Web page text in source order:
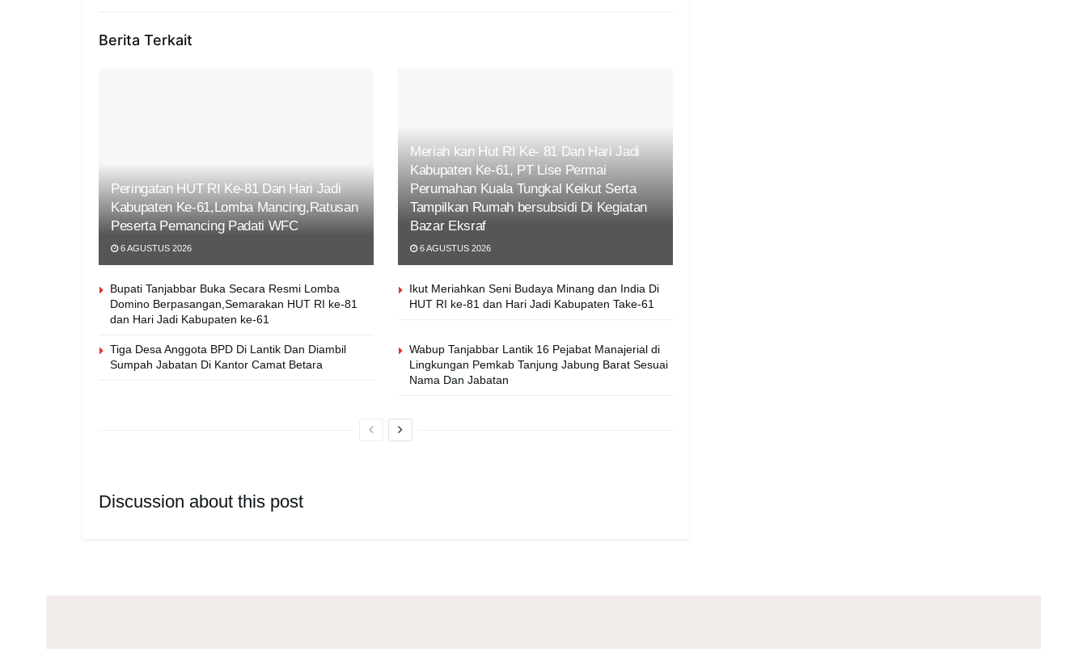
Berita Terkait
Peringatan HUT RI Ke-81 Dan Hari Jadi
Kabupaten Ke-61,Lomba Mancing,Ratusan
Peserta Pemancing Padati WFC
6 AGUSTUS 2026
Meriah kan Hut RI Ke- 81 Dan Hari Jadi
Kabupaten Ke-61, PT Lise Permai
Perumahan Kuala Tungkal Keikut Serta
Tampilkan Rumah bersubsidi Di Kegiatan
Bazar Eksraf
6 AGUSTUS 2026
Bupati Tanjabbar Buka Secara Resmi Lomba
Domino Berpasangan,Semarakan HUT RI ke-81
dan Hari Jadi Kabupaten ke-61
Ikut Meriahkan Seni Budaya Minang dan India Di
HUT RI ke-81 dan Hari Jadi Kabupaten Take-61
Tiga Desa Anggota BPD Di Lantik Dan Diambil
Sumpah Jabatan Di Kantor Camat Betara
Wabup Tanjabbar Lantik 16 Pejabat Manajerial di
Lingkungan Pemkab Tanjung Jabung Barat Sesuai
Nama Dan Jabatan
Discussion about this post